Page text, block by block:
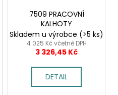
7509 PRACOVNÍ
KALHOTY
Skladem u výrobce (>5 ks)
4 025 Kč včetně DPH
3 326,45 Kč
DETAIL